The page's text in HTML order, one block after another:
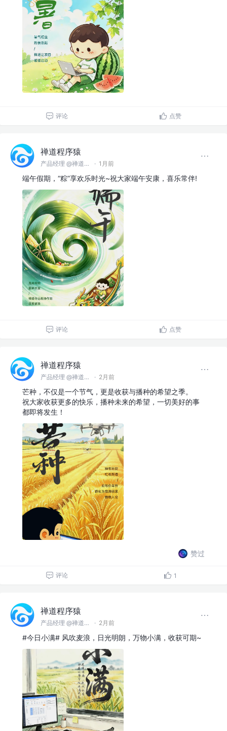
评论 点赞
禅道程序猿
产品经理 @禅道软件（青岛）有限公司 · 1月前
端午假期，“粽”享欢乐时光~祝大家端午安康，喜乐常伴!
评论 点赞
禅道程序猿
产品经理 @禅道软件（青岛）有限公司 · 2月前
芒种，不仅是一个节气，更是收获与播种的希望之季。
祝大家收获更多的快乐，播种未来的希望，一切美好的事
都即将发生！
赞过
评论 1
禅道程序猿
产品经理 @禅道软件（青岛）有限公司 · 2月前
#今日小满# 风吹麦浪，日光明朗，万物小满，收获可期~